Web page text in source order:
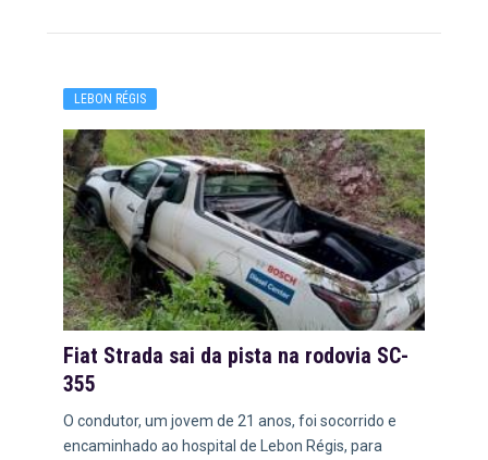
LEBON RÉGIS
Fiat Strada sai da pista na rodovia SC-
355
O condutor, um jovem de 21 anos, foi socorrido e
encaminhado ao hospital de Lebon Régis, para